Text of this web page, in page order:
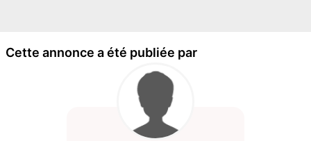
Cette annonce a été publiée par